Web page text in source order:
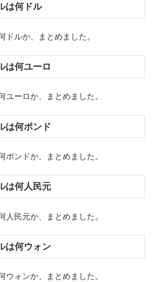
は何ドル
ドルか、まとめました。
は何ユーロ
ユーロか、まとめました。
は何ポンド
ポンドか、まとめました。
は何人民元
人民元か、まとめました。
は何ウォン
ウォンか、まとめました。